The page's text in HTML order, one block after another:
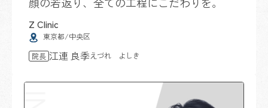
Z Clinic
東京都/中央区
院長 江連 良季えづれ よしき